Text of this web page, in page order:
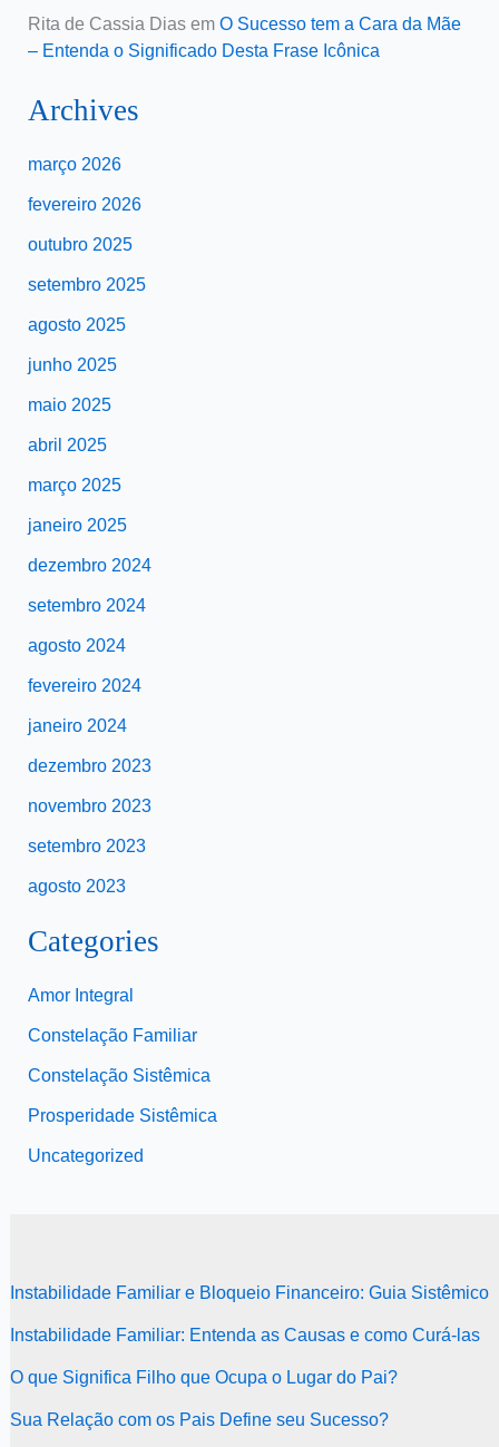
Rita de Cassia Diasem O Sucesso tem a Cara da Mãe
– Entenda o Significado Desta Frase Icônica
Archives
março 2026
fevereiro 2026
outubro 2025
setembro 2025
agosto 2025
junho 2025
maio 2025
abril 2025
março 2025
janeiro 2025
dezembro 2024
setembro 2024
agosto 2024
fevereiro 2024
janeiro 2024
dezembro 2023
novembro 2023
setembro 2023
agosto 2023
Categories
Amor Integral
Constelação Familiar
Constelação Sistêmica
Prosperidade Sistêmica
Uncategorized
Instabilidade Familiar e Bloqueio Financeiro: Guia Sistêmico
Instabilidade Familiar: Entenda as Causas e como Curá-las
O que Significa Filho que Ocupa o Lugar do Pai?
Sua Relação com os Pais Define seu Sucesso?